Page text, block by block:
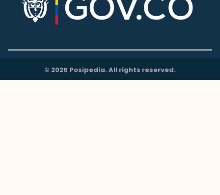
© 2026 Posipedia. All rights reserved.